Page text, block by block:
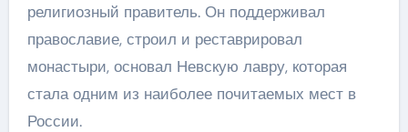
религиозный правитель. Он поддерживал
православие, строил и реставрировал
монастыри, основал Невскую лавру, которая
стала одним из наиболее почитаемых мест в
России.